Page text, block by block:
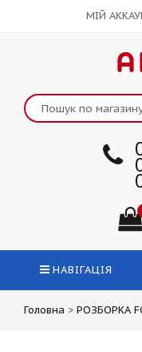
МІЙ
НАВІГАЦІЯ
Головна > РОЗБОРКА